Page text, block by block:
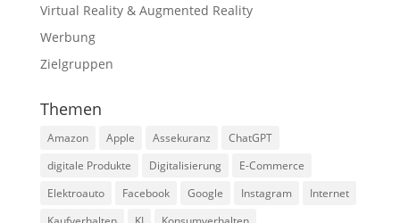
Virtual Reality & Augmented Reality
Werbung
Zielgruppen
Themen
Amazon Apple Assekuranz
ChatGPT
digitale Produkte
Digitalisierung
E-Commerce
Elektroauto
Facebook Google Instagram
Internet